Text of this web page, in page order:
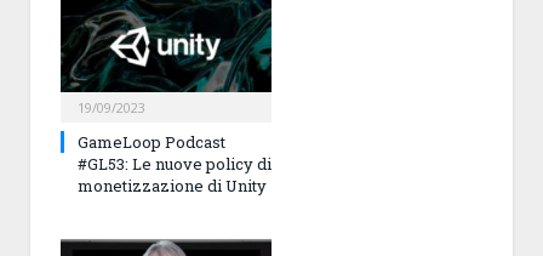
19/09/2023
GameLoop Podcast
#GL53: Le nuove policy di
monetizzazione di Unity